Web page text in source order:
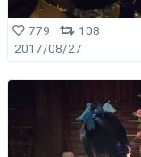
779
108
2017/08/27